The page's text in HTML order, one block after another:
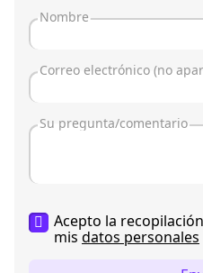
Acepto la
mis datos personales